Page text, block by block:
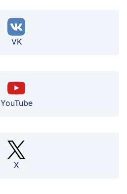
VK
YouTube
X